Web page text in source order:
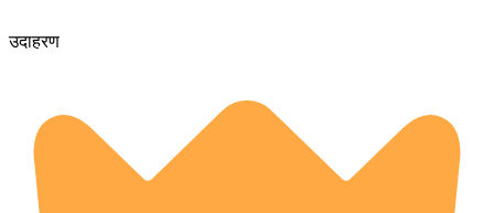
उदाहरण